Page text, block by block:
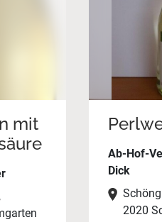
mit
Ab-Hof-
Dick
2020